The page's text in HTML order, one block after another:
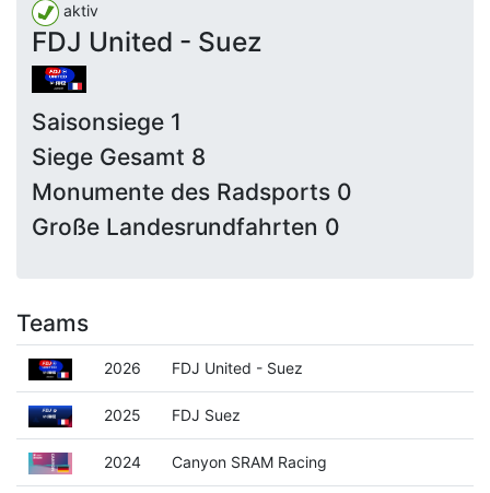
aktiv
FDJ United - Suez
Saisonsiege 1
Siege Gesamt 8
Monumente des Radsports 0
Große Landesrundfahrten 0
Teams
2026 FDJ United - Suez
2025 FDJ Suez
2024 Canyon SRAM Racing